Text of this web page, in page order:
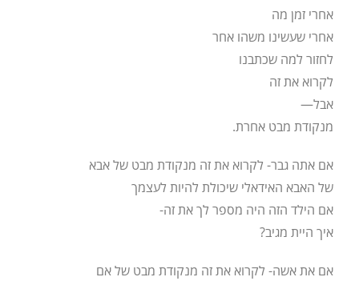
אחרי זמן מה
אחרי שעשינו משהו אחר
לחזור למה שכתבנו
לקרוא את זה
אבל—
מנקודת מבט אחרת.
אם אתה גבר- לקרוא את זה מנקודת מבט של אבא
של האבא האידאלי שיכולת להיות לעצמך
אם הילד הזה היה מספר לך את זה-
איך היית מגיב?
אם את אשה- לקרוא את זה מנקודת מבט של אם